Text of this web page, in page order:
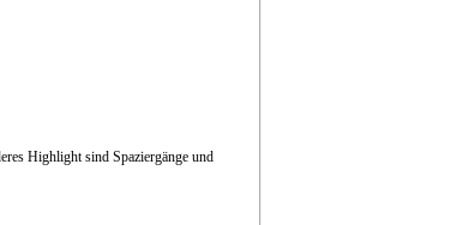
Highlight sind Spaziergänge und